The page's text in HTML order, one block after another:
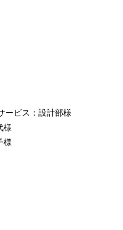
ービス：設計部様
様
様